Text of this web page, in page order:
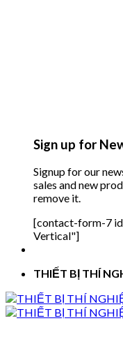
Sign up for
Signup for our
sales and new
remove it.
[contact-form-7
Vertical"]
THIẾT BỊ THÍ